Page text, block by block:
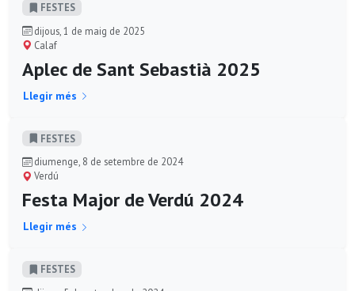
FESTES
dijous, 1 de maig de 2025
Calaf
Aplec de Sant Sebastià 2025
Llegir més
FESTES
diumenge, 8 de setembre de 2024
Verdú
Festa Major de Verdú 2024
Llegir més
FESTES